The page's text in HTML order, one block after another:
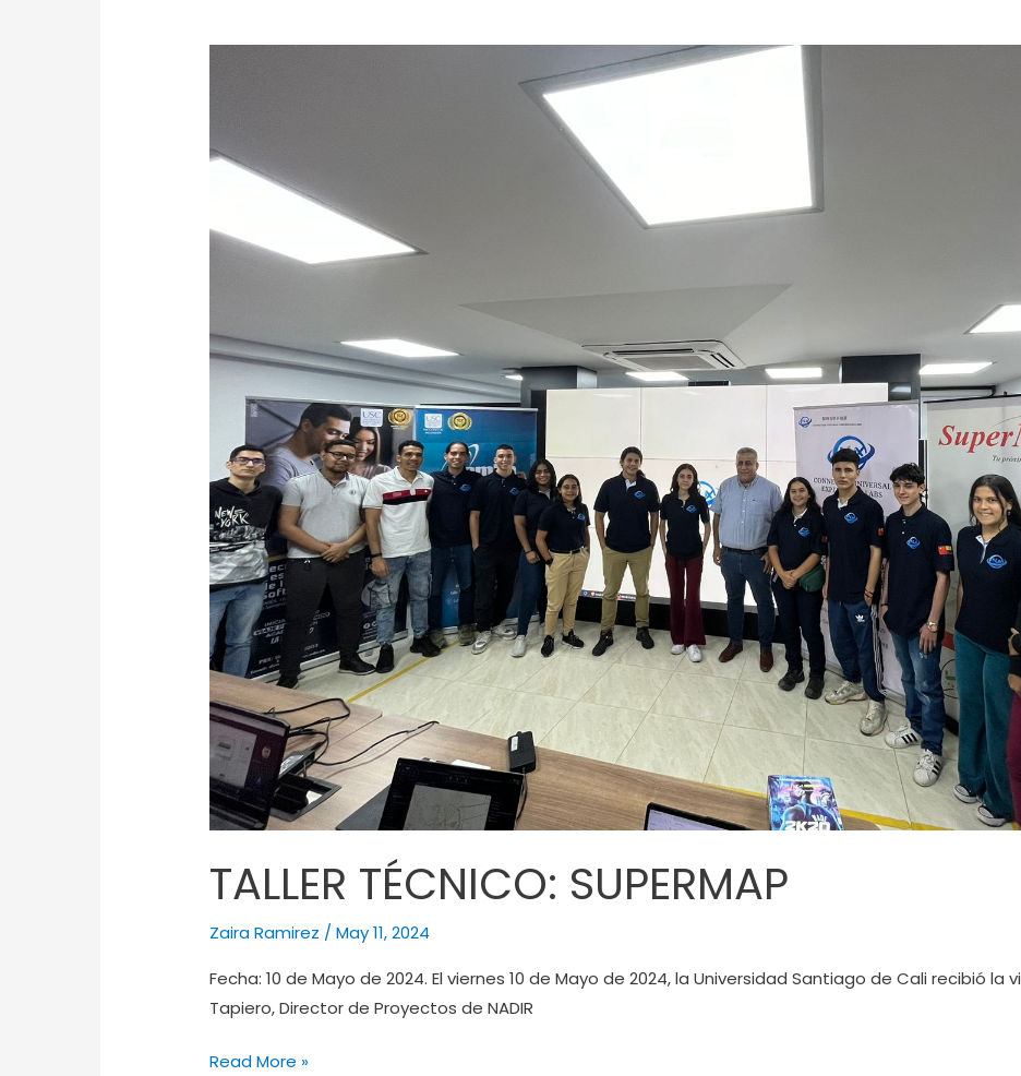
TALLER TÉCNICO: SUPERMAP
Zaira Ramirez /May 11, 2024
Fecha: 10 de Mayo de 2024. El viernes 10 de Mayo de 2024, la Universidad Santiago de Cali recibió
Tapiero, Director de Proyectos de NADIR
Read More »